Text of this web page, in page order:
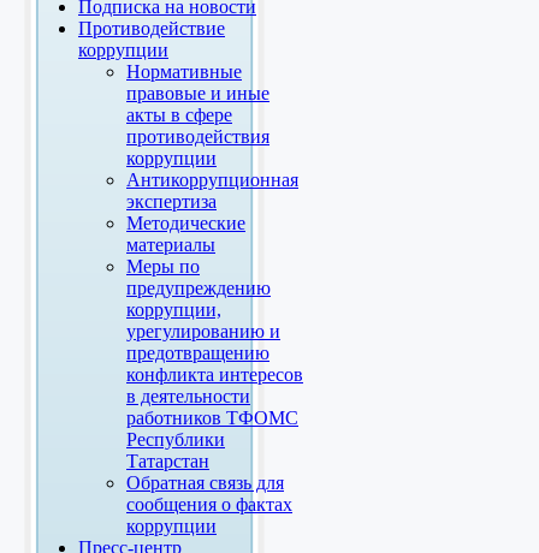
Подписка на новости
Противодействие
коррупции
Нормативные
правовые и иные
акты в сфере
противодействия
коррупции
Антикоррупционная
экспертиза
Методические
материалы
Меры по
предупреждению
коррупции,
урегулированию и
предотвращению
конфликта интересов
в деятельности
работников ТФОМС
Республики
Татарстан
Обратная связь для
сообщения о фактах
коррупции
Пресс-центр